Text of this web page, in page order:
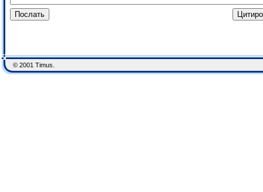
© 2001 Timus.